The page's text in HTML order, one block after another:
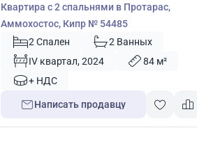
Квартира с 2 спальнями в Протарас,
Аммохостос, Кипр № 54485
2 Спален
2 Ванных
IV квартал, 2024
84 м²
+ НДС
Написать продавцу